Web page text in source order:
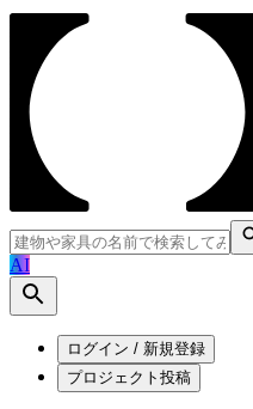
AI
ログイン / 新規登録
プロジェクト投稿